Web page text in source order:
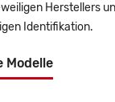
Herstellers
Identifikation.
Modelle